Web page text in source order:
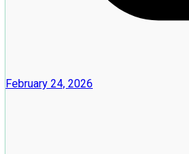
February 24, 2026